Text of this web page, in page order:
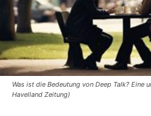
Was ist die Bedeutung von Deep Talk? Eine
Havelland Zeitung)